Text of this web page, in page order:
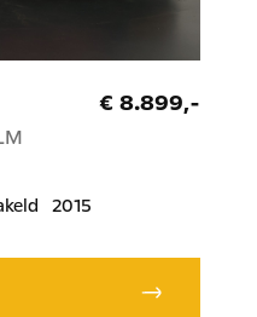
€ 8.899,-
2015